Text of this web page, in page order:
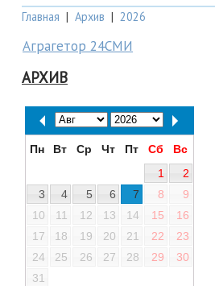
Главная | Архив | 2026
Аграгетор 24СМИ
АРХИВ
Пн Вт Ср Чт Пт Сб
Вс
1
2
3
4 5 6 7 8
9
10
11 12 13 14 15
16
17
18 19 20 21 22
23
24
25 26 27 28 29
30
31